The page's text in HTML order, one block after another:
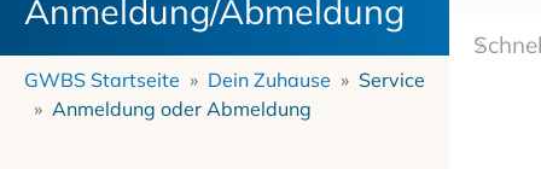
Anmeldung/Abmeldung
GWBS Startseite Dein Zuhause
Service
Anmeldung oder Abmeldung
Dein